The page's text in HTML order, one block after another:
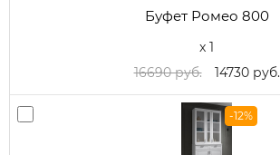
Буфет Ромео 800
x 1
16690 руб.
14730 руб.
-12%